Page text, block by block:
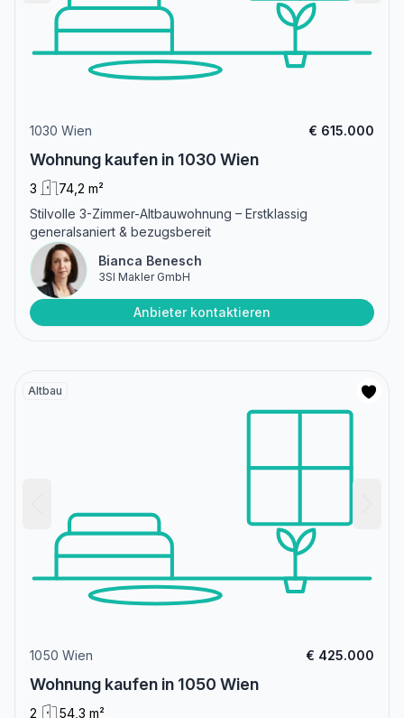
1030 Wien € 615.000
Wohnung kaufen in 1030 Wien
3
74,2 m²
Stilvolle 3-Zimmer-Altbauwohnung – Erstklassig
generalsaniert & bezugsbereit
Bianca Benesch
3SI Makler GmbH
Anbieter kontaktieren
Altbau
1050 Wien € 425.000
Wohnung kaufen in 1050 Wien
2 54,3 m²